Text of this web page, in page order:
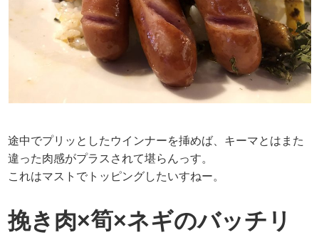
途中でプリッとしたウインナーを挿めば、キーマとはまた
違った肉感がプラスされて堪らんっす。
これはマストでトッピングしたいすねー。
挽き肉×筍×ネギのバッチリ